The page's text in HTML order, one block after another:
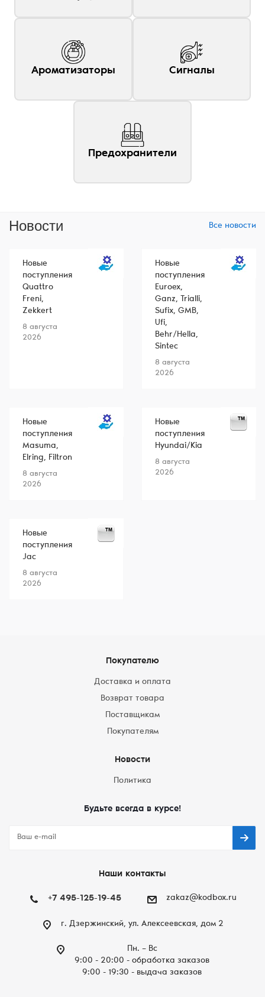
Ароматизаторы Сигналы
Предохранители
Новости Все новости
Новые
поступления
Quattro
Freni,
Zekkert
8 августа
2026
Новые
поступления
Euroex,
Ganz, Trialli,
Sufix, GMB,
Ufi,
Behr/Hella,
Sintec
8 августа
2026
Новые
поступления
Masuma,
Elring, Filtron
8 августа
2026
Новые
поступления
Hyundai/Kia
8 августа
2026
Новые
поступления
Jac
8 августа
2026
Покупателю
Доставка и оплата
Возврат товара
Поставщикам
Покупателям
Новости
Политика
Будьте всегда в курсе!
Наши контакты
+7 495-125-19-45 zakaz@kodbox.ru
г. Дзержинский, ул. Алексеевская, дом 2
Пн. – Вc
9:00 - 20:00 - обработка заказов
9:00 - 19:30 - выдача заказов